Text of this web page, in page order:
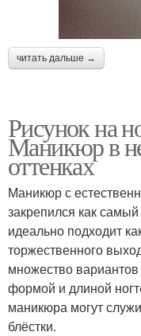
читать дальше →
Рисунок на
Маникюр в
оттенках
Маникюр с
закрепился как
идеально подходит
торжественного
множество
формой и длиной
маникюра могут
блёстки.